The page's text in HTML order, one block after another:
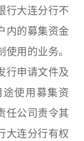
行大连分行不
内的募集资金
用的业务。
行申请文件及
使用募集资
任公司责令其
大连分行有权